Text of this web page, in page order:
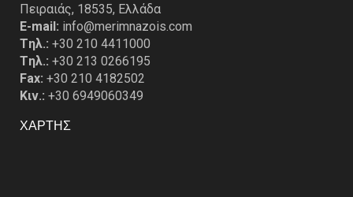
Πειραιάς, 18535, Ελλάδα
E-mail: info@merimnazois.com
Tηλ.: +30 210 4411000
Tηλ.: +30 213 0266195
Fax: +30 210 4182502
Κιν.: +30 6949060349
ΧΑΡΤΗΣ